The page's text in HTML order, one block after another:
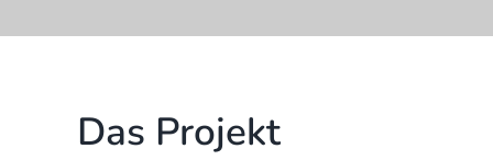
Das Projekt